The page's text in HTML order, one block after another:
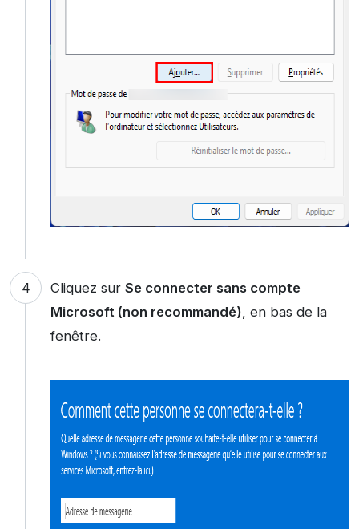
Cliquez sur Se connecter sans compte
Microsoft (non recommandé) , en bas de la
fenêtre.